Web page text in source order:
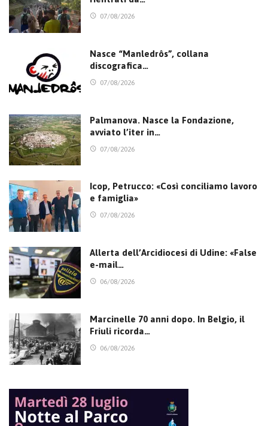
07/08/2026
Nasce “Manledrôs”, collana
discografica…
07/08/2026
Palmanova. Nasce la Fondazione,
avviato l’iter in…
07/08/2026
Icop, Petrucco: «Così conciliamo lavoro
e famiglia»
07/08/2026
Allerta dell’Arcidiocesi di Udine: «False
e-mail…
06/08/2026
Marcinelle 70 anni dopo. In Belgio, il
Friuli ricorda…
06/08/2026